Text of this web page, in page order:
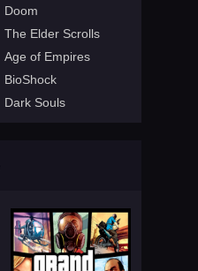
Doom
The Elder Scrolls
Age of Empires
BioShock
Dark Souls